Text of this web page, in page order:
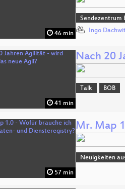
46 min
Sendezentrum
Ingo
41 min
Nach 20
Talk BOB
57 min
Mr. Map
Neuigkeiten